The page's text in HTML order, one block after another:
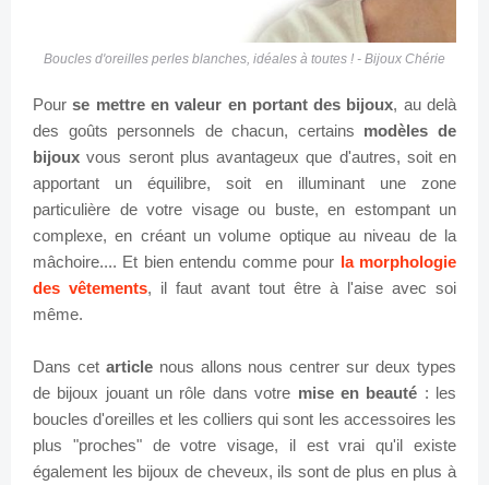
Boucles d'oreilles perles blanches, idéales à toutes ! - Bijoux Chérie
Pourse mettre en valeur en portant des bijoux, au delà
des goûts personnels de chacun, certains modèles de
bijoux vous seront plus avantageux que d'autres, soit en
apportant un équilibre, soit en illuminant une zone
particulière de votre visage ou buste, en estompant un
complexe, en créant un volume optique au niveau de la
mâchoire.... Et bien entendu comme pour la morphologie
des vêtements, il faut avant tout être à l'aise avec soi
même.
Dans cet article nous allons nous centrer sur deux types
de bijoux jouant un rôle dans votre mise en beauté : les
boucles d'oreilles et les colliers qui sont les accessoires les
plus "proches" de votre visage, il est vrai qu'il existe
également les bijoux de cheveux, ils sont de plus en plus à